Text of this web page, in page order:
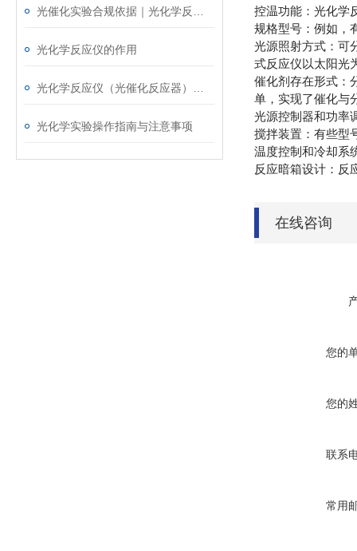
光化学反应仪的作用
光化学实验操作指南与注意事项
控温功能：光化学
规格型号：例如，
光源照射方式：可
式反应仪以太阳光
催化剂存在形式：
单，实现了催化与
光源控制器和功率
搅拌装置：有些型
温度控制和冷却系
反应暗箱设计：反
在线咨询
您的
您的
联系
常用